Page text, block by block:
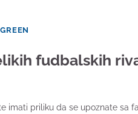
fudbalskih
imati priliku da se upoznate sa